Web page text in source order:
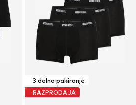
3 delno pakiranje
RAZPRODAJA